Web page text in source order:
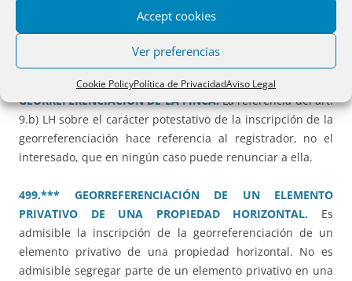
Accept cookies
Ver preferencias
Cookie PolicyPolítica de PrivacidadAviso Legal
imputable a la cuota legitimaria y en el exceso al tercio de
mejora y libre disposición.
506.*** OBRA NUEVA E INSCRIPCIÓN DE LA
GEORREFERENCIACIÓN DE LA FINCA.La referencia del art.
9.b) LH sobre el carácter potestativo de la inscripción de la
georreferenciación hace referencia al registrador, no el
interesado, que en ningún caso puede renunciar a ella.
499.*** GEORREFERENCIACIÓN DE UN ELEMENTO
PRIVATIVO DE UNA PROPIEDAD HORIZONTAL.
Es
admisible la inscripción de la georreferenciación de un
elemento privativo de una propiedad horizontal. No es
admisible segregar parte de un elemento privativo en una